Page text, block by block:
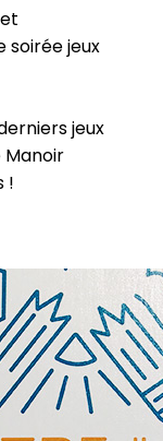
jeux
jeux
Manoir
!